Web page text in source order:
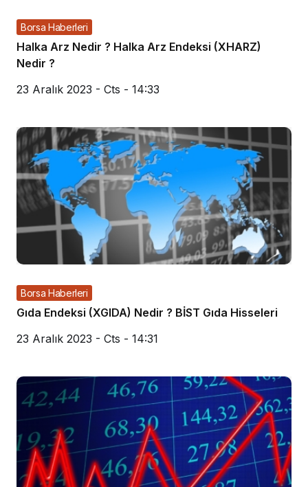
Borsa Haberleri
Halka Arz Nedir ? Halka Arz Endeksi (XHARZ)
Nedir ?
23 Aralık 2023 - Cts - 14:33
Borsa Haberleri
Gıda Endeksi (XGIDA) Nedir ? BİST Gıda Hisseleri
23 Aralık 2023 - Cts - 14:31